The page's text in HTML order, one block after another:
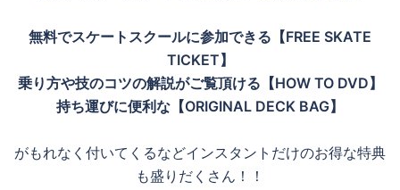
無料でスケートスクールに参加できる【FREE SKATE
TICKET】
乗り方や技のコツの解説がご覧頂ける【HOW TO DVD】
持ち運びに便利な【ORIGINAL DECK BAG】
がもれなく付いてくるなどインスタントだけのお得な特典
も盛りだくさん！！